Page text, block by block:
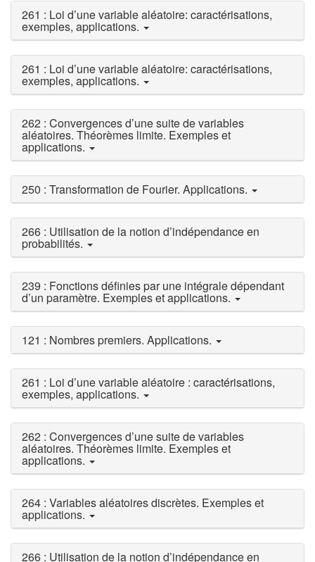
261 : Loi d’une variable aléatoire: caractérisations,
exemples, applications.
261 : Loi d’une variable aléatoire: caractérisations,
exemples, applications.
262 : Convergences d’une suite de variables
aléatoires. Théorèmes limite. Exemples et
applications.
250 : Transformation de Fourier. Applications.
266 : Utilisation de la notion d’indépendance en
probabilités.
239 : Fonctions définies par une intégrale dépendant
d’un paramètre. Exemples et applications.
121 : Nombres premiers. Applications.
261 : Loi d’une variable aléatoire : caractérisations,
exemples, applications.
262 : Convergences d’une suite de variables
aléatoires. Théorèmes limite. Exemples et
applications.
264 : Variables aléatoires discrètes. Exemples et
applications.
266 : Utilisation de la notion d’indépendance en